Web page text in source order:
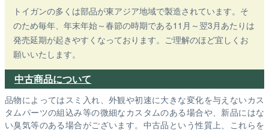
トイガンの多くは部品が東アジア地域で製造されています。そ
のため毎年、年末年始～春節の時期である11月～翌3月あたりは
発売延期が起きやすくなっております。ご理解のほど宜しくお
願いいたします。
中古商品について
品物によってはスミ入れ、外観や初速に大きな変化を与えないカス
タムパーツの組込み等の微細なカスタムのある場合や、新品にはな
い臭気等のある場合がございます。中古品という性質上、これらを